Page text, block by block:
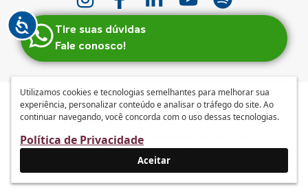
Tire suas dúvidas
Fale conosco!
Anuncie|Guia de Franquias ABF|Política de privacidade e
tratamento de dados pessoais | Termos de Uso
© 2026 – ABF | Associação Brasileira de Franchising
Desenvolvido pormufasa
Utilizamos cookies e tecnologias semelhantes para melhorar sua
experiência, personalizar conteúdo e analisar o tráfego do site. Ao
continuar navegando, você concorda com o uso dessas tecnologias.
Política de Privacidade
Aceitar